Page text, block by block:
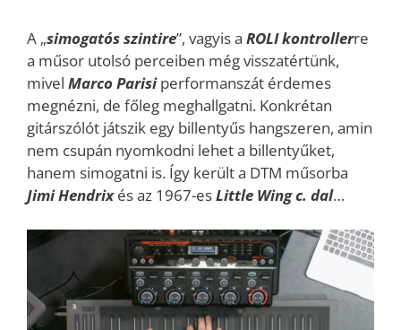
A „simogatós szintire”, vagyis a ROLI kontrollerre
a műsor utolsó perceiben még visszatértünk,
mivel Marco Parisi performanszát érdemes
megnézni, de főleg meghallgatni. Konkrétan
gitárszólót játszik egy billentyűs hangszeren, amin
nem csupán nyomkodni lehet a billentyűket,
hanem simogatni is. Így került a DTM műsorba
Jimi Hendrix és az 1967-esLittle Wing c. dal…